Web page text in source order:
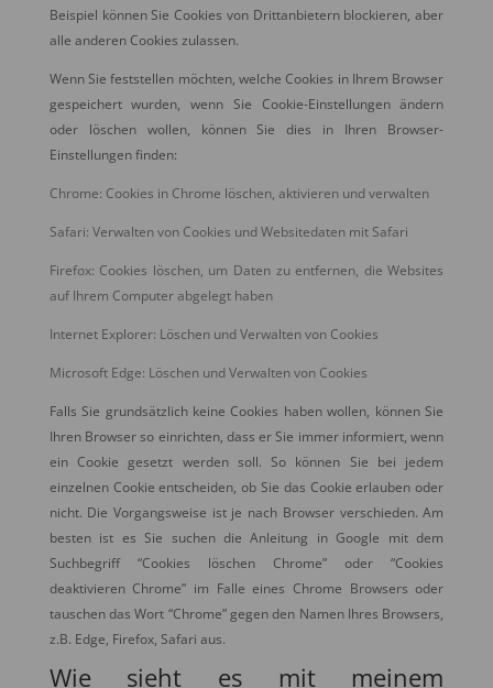
Beispiel können Sie Cookies von Drittanbietern blockieren, aber
alle anderen Cookies zulassen.
Wenn Sie feststellen möchten, welche Cookies in Ihrem Browser
gespeichert wurden, wenn Sie Cookie-Einstellungen ändern
oder löschen wollen, können Sie dies in Ihren Browser-
Einstellungen finden:
Chrome: Cookies in Chrome löschen, aktivieren und verwalten
Safari: Verwalten von Cookies und Websitedaten mit Safari
Firefox: Cookies löschen, um Daten zu entfernen, die Websites
auf Ihrem Computer abgelegt haben
Internet Explorer: Löschen und Verwalten von Cookies
Microsoft Edge: Löschen und Verwalten von Cookies
Falls Sie grundsätzlich keine Cookies haben wollen, können Sie
Ihren Browser so einrichten, dass er Sie immer informiert, wenn
ein Cookie gesetzt werden soll. So können Sie bei jedem
einzelnen Cookie entscheiden, ob Sie das Cookie erlauben oder
nicht. Die Vorgangsweise ist je nach Browser verschieden. Am
besten ist es Sie suchen die Anleitung in Google mit dem
Suchbegriff “Cookies löschen Chrome” oder “Cookies
deaktivieren Chrome” im Falle eines Chrome Browsers oder
tauschen das Wort “Chrome” gegen den Namen Ihres Browsers,
z.B. Edge, Firefox, Safari aus.
Wie sieht es mit meinem